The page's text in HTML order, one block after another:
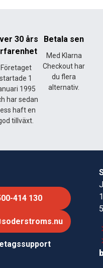
30 års
Företaget
startade 1
1995
har sedan
haft en
tillväxt.
Betala sen
Med Klarna
Checkout har
du flera
alternativ.
414 130